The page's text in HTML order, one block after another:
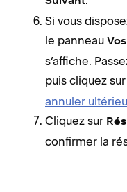
Si vous
le panneau
s’affiche.
puis cliquez sur
annuler
Cliquez sur
confirmer la